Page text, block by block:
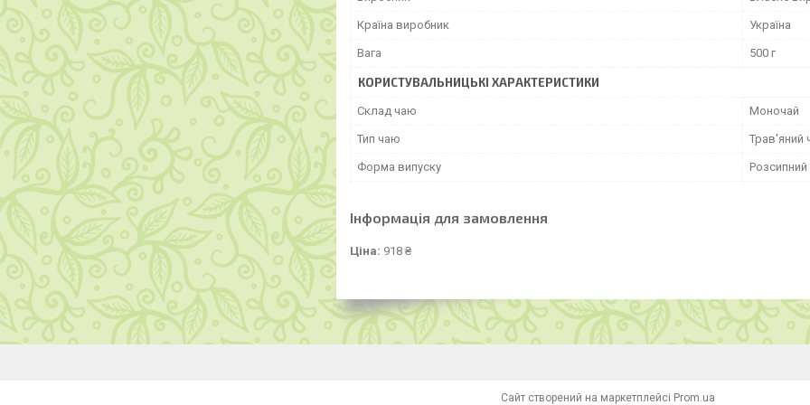
Країна виробник Україна
Вага 500 г
КОРИСТУВАЛЬНИЦЬКІ ХАРАКТЕРИСТИКИ
Склад чаю Моночай
Тип чаю Трав'яний
Форма випуску Розсипний
Інформація для замовлення
Ціна: 918 ₴
Сайт створений на маркетплейсі Prom.ua